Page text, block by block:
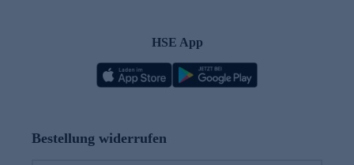
HSE App
Bestellung widerrufen